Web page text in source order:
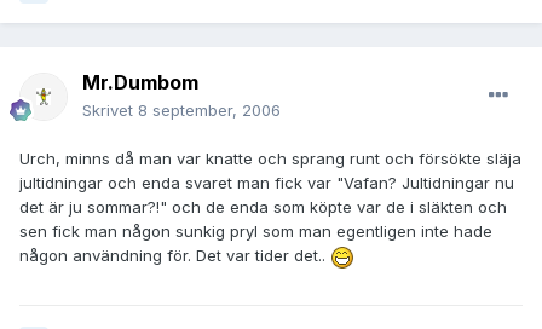
Mr.Dumbom
Skrivet 8 september, 2006
Urch, minns då man var knatte och sprang runt och försökte släja
jultidningar och enda svaret man fick var "Vafan? Jultidningar nu
det är ju sommar?!" och de enda som köpte var de i släkten och
sen fick man någon sunkig pryl som man egentligen inte hade
någon användning för. Det var tider det..